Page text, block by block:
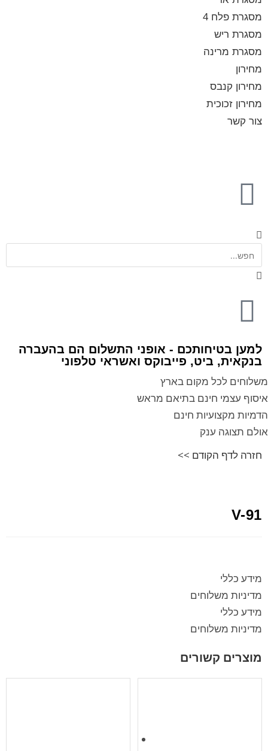
מסגרת פלח 4
מסגרת ריש
מסגרת מרינה
מחירון
מחירון קנבס
מחירון זכוכית
צור קשר
למען בטיחותכם - אופני התשלום הם בהעברה
בנקאית, ביט, פייבוקס ואשראי טלפוני
משלוחים לכל מקום בארץ
איסוף עצמי חינם בתיאם מראש
הדמיות מקצועיות חינם
אולם תצוגה ענק
חזרה לדף הקודם >>
V-91
מידע כללי
מדיניות משלוחים
מידע כללי
מדיניות משלוחים
מוצרים קשורים